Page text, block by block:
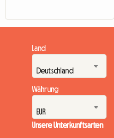
Land
Währung
Unsere Unterkunftsarten